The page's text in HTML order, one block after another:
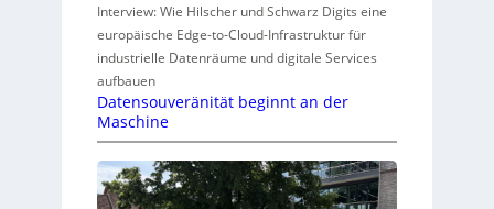
Interview: Wie Hilscher und Schwarz Digits eine
europäische Edge-to-Cloud-Infrastruktur für
industrielle Datenräume und digitale Services
aufbauen
Datensouveränität beginnt an der
Maschine